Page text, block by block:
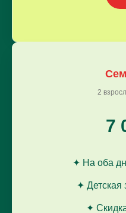
2
7
✦ На оба
✦ Детская
✦